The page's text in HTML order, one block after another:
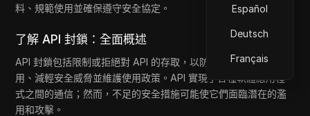
Español
Deutsch
Français
料、規範使用並確保遵守安全協定。
了解 API 封鎖：全面概述
API 封鎖包括限制或拒絕對 API 的存取，以防止未經授權的使
用、減輕安全威脅並維護使用政策。API 實現了各種軟體應用程
式之間的通信；然而，不足的安全措施可能使它們面臨潛在的濫
用和攻擊。